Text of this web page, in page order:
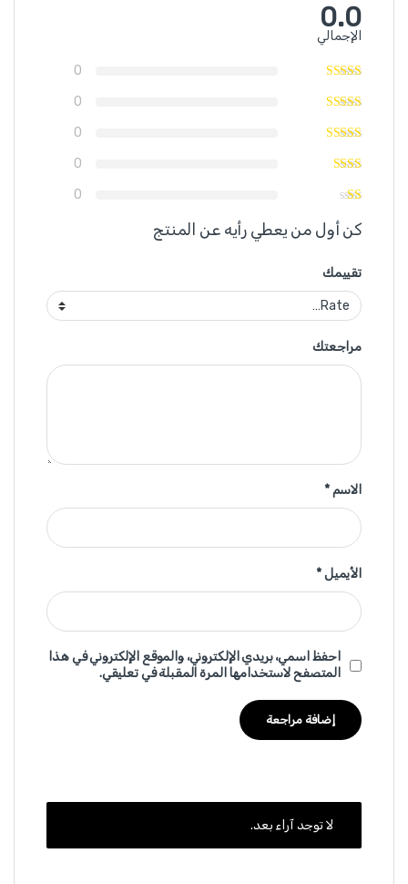
0.0
الإجمالي
0
0
0
0
0
كن أول من يعطي رأيه عن المنتج
تقييمك
مراجعتك
الاسم*
الأيميل*
احفظ اسمي، بريدي الإلكتروني، والموقع الإلكتروني في هذا
المتصفح لاستخدامها المرة المقبلة في تعليقي.
لا توجد آراء بعد.